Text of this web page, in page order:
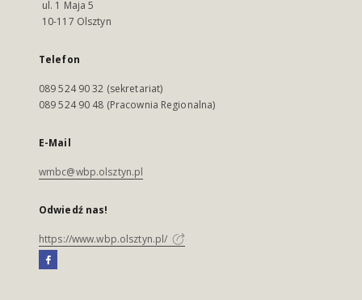
ul. 1 Maja 5
10-117 Olsztyn
Telefon
089 524 90 32 (sekretariat)
089 524 90 48 (Pracownia Regionalna)
E-Mail
wmbc@wbp.olsztyn.pl
Odwiedź nas!
https://www.wbp.olsztyn.pl/